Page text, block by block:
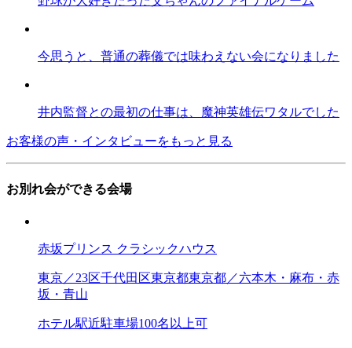
今思うと、普通の葬儀では味わえない会になりました
井内監督との最初の仕事は、魔神英雄伝ワタルでした
お客様の声・インタビューをもっと見る
お別れ会ができる会場
赤坂プリンス クラシックハウス
東京／23区千代田区東京都東京都／六本木・麻布・赤
坂・青山
ホテル駅近駐車場100名以上可